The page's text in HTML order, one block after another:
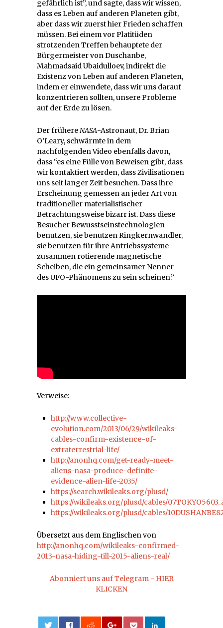
gefährlich ist”, und sagte, dass wir wissen,
dass es Leben auf anderen Planeten gibt,
aber dass wir zuerst hier Frieden schaffen
müssen. Bei einem vor Platitüden
strotzenden Treffen behauptete der
Bürgermeister von Duschanbe,
Mahmadsaid Ubaidulloev, indirekt die
Existenz von Leben auf anderen Planeten,
indem er einwendete, dass wir uns darauf
konzentrieren sollten, unsere Probleme
auf der Erde zu lösen.
Der frühereNASA-Astronaut, Dr. Brian
O’Leary, schwärmte in dem
nachfolgenden Video ebenfalls davon,
dass “es eine Fülle von Beweisen gibt, dass
wir kontaktiert werden, dass Zivilisationen
uns seit langer Zeit besuchen. Dass ihre
Erscheinung gemessen an jeder Art von
traditioneller materialistischer
Betrachtungsweise bizarr ist. Dass diese
Besucher Bewusstseinstechnologien
benutzen, sie benutzen Ringkernwandler,
sie benutzen für ihre Antriebssysteme
zusammen rotierende magnetische
Scheiben, die ein gemeinsamer Nenner
des UFO-Phänomens zu sein scheinen.”
Verweise:
http://www.collective-
evolution.com/2013/06/29/wikileaks-
cables-confirm-existence-of-
extraterrestrial-life/
http://anonhq.com/get-ready-meet-
aliens-nasa-produce-definite-
evidence-alien-life-2035/
https://search.wikileaks.org/plusd/
https://wikileaks.org/plusd/cables/
https://wikileaks.org/plusd/cables/
Übersetzt aus dem Englischen von
http://anonhq.com/wikileaks-confirmed-
2013-nasa-hiding-till-2015-aliens-real/
Abonniert uns auf Telegram - HIER
KLICKEN